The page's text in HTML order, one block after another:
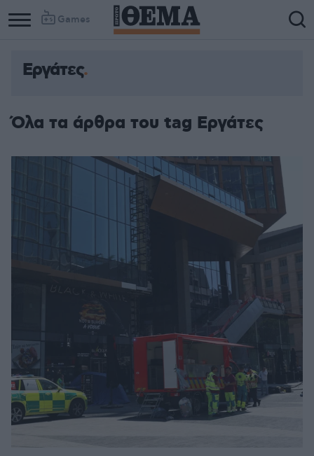
Games
Εργάτες
Όλα τα άρθρα του tag Εργάτες